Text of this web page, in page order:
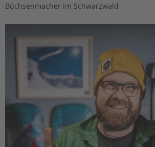
Büchsenmacher im Schwarzwald